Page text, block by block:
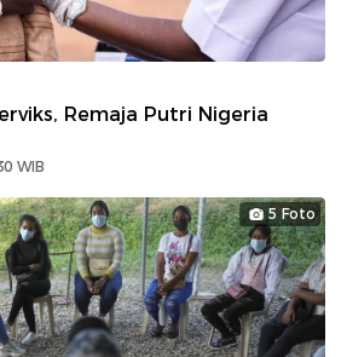
Remaja Putri Nigeria
WIB
5 Foto